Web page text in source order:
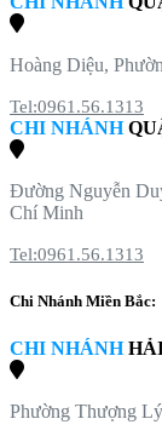
Hoàng Diệu,
Tel:0961.56.1313
CHI NHÁNH
Đường Nguyễn
Chí Minh
Tel:0961.56.1313
Chi Nhánh Miền Bắc:
CHI NHÁNHHẢI
Phường Thượng